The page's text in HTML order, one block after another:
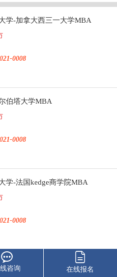
学-加拿大西三一大学MBA
0008
伯塔大学MBA
0008
学-法国kedge商学院MBA
0008
学-美国纽约理工学院MBA
咨询 在线报名